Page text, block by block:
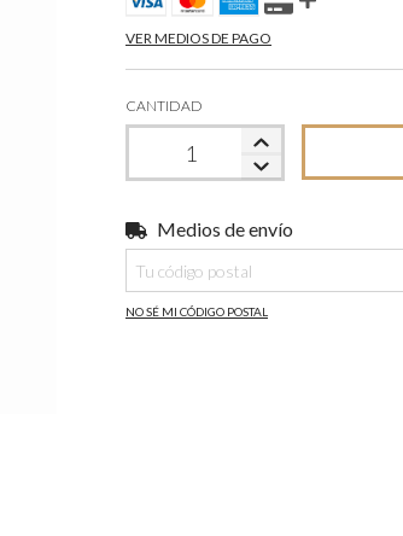
VER MEDIOS DE PAGO
CANTIDAD
Entregas para el CP:
Medios de envío
NO SÉ MI CÓDIGO POSTAL